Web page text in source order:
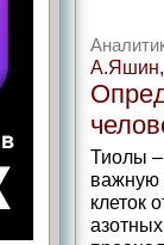
Тиолы –
важную
клеток